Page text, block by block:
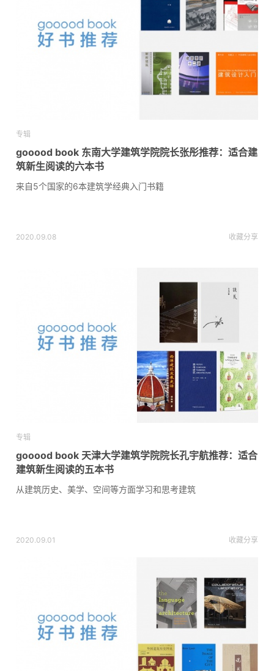
专辑
gooood book 东南大学建筑学院院长张彤推荐：适合建
筑新生阅读的六本书
来自5个国家的6本建筑学经典入门书籍
2020.09.08 收藏分享
专辑
gooood book 天津大学建筑学院院长孔宇航推荐：适合
建筑新生阅读的五本书
从建筑历史、美学、空间等方面学习和思考建筑
2020.09.01 收藏分享